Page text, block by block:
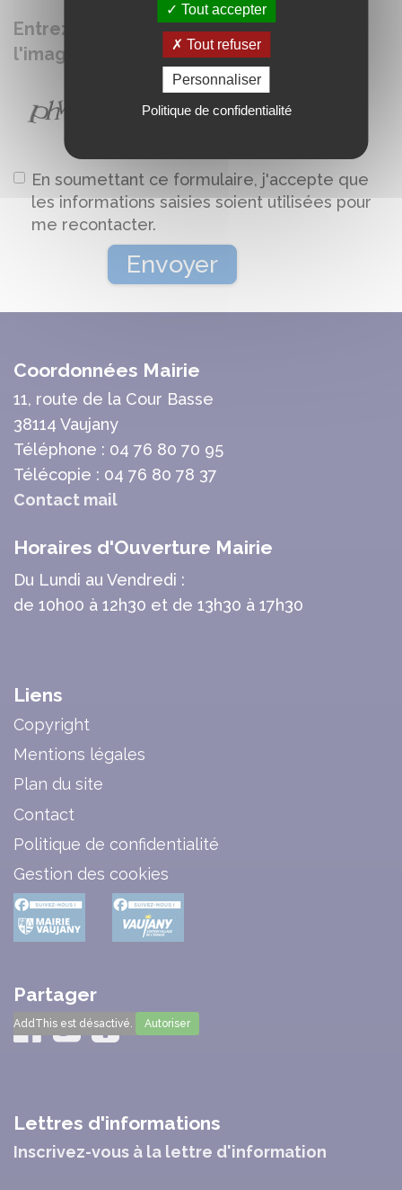
Entrez le mot tel qu'il apparaît dans
l'image ci-dessous
En soumettant ce formulaire, j'accepte que
les informations saisies soient utilisées pour
me recontacter.
Coordonnées Mairie
11, route de la Cour Basse
38114 Vaujany
Téléphone : 04 76 80 70 95
Télécopie : 04 76 80 78 37
Contact mail
Horaires d'Ouverture Mairie
Du Lundi au Vendredi :
de 10h00 à 12h30 et de 13h30 à 17h30
Liens
Copyright
Mentions légales
Plan du site
Contact
Politique de confidentialité
Gestion des cookies
Partager
AddThis est désactivé. Autoriser
Lettres d'informations
Inscrivez-vous à la lettre d'information
Tout accepter
Tout refuser
Personnaliser
Politique de confidentialité